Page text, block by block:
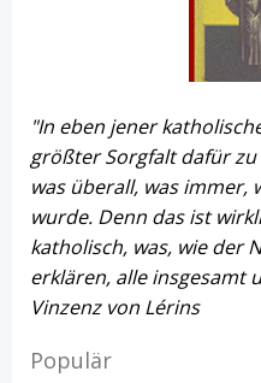
"In eben jener
größter Sorgfalt dafür
was überall, was immer,
wurde. Denn das ist
katholisch, was, wie der
erklären, alle insgesamt
Vinzenz von Lérins
Populär